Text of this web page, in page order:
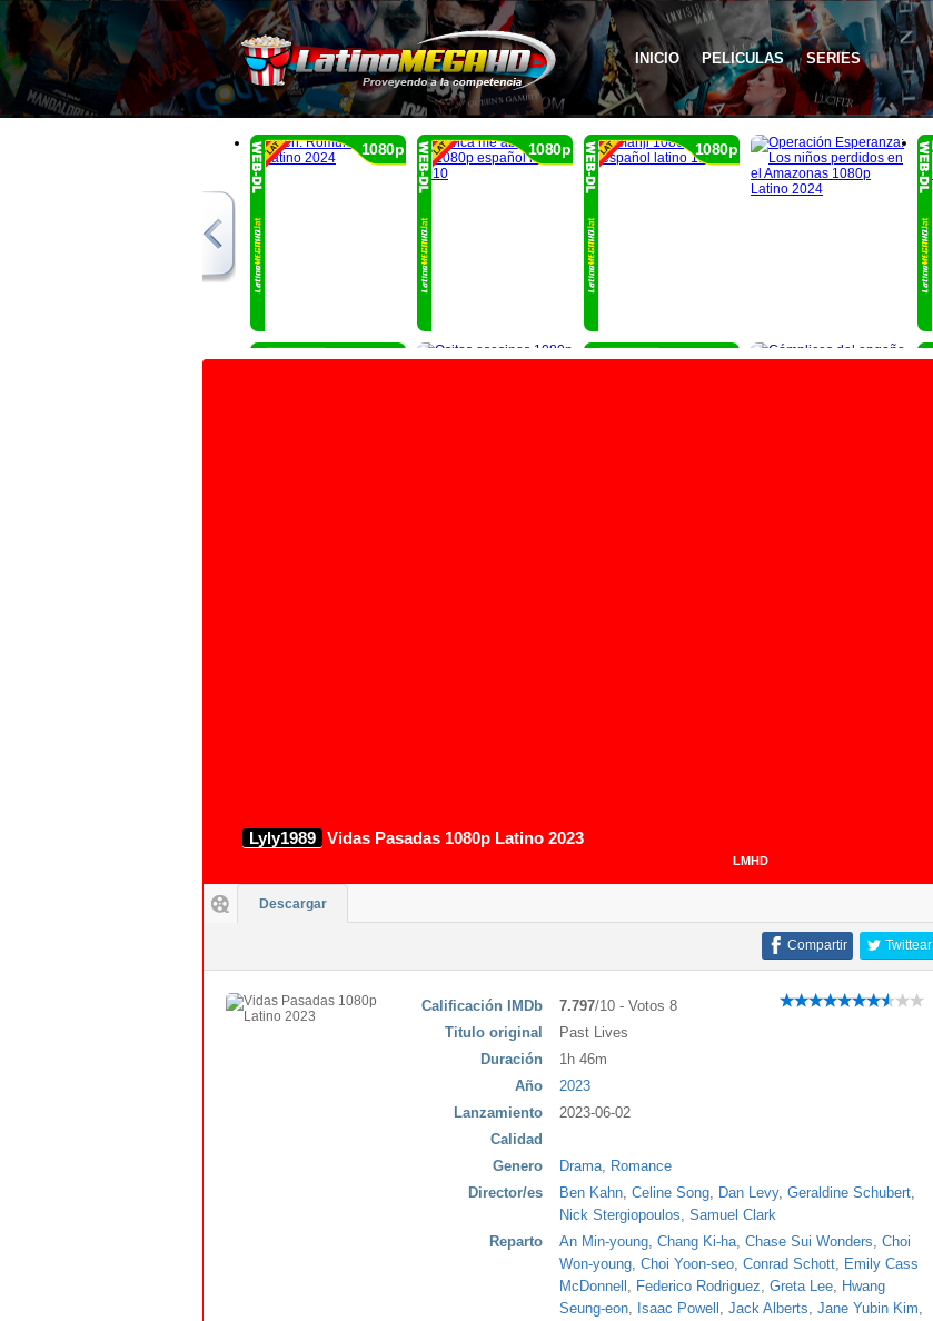
INICIO PELICULAS SERIES
1080p 1080p 1080p
1080p 1080p
Lyly1989 Vidas Pasadas 1080p Latino 2023
LMHD
Descargar
Twittear
Compartir
Calificación IMDb 7.797/10 - Votos 8
Titulo original
Past Lives
Duración
1h 46m
Año
2023
Lanzamiento
2023-06-02
Calidad
Genero
Drama, Romance
Director/es
Ben Kahn, Celine Song, Dan Levy, Geraldine Schubert,
Nick Stergiopoulos, Samuel Clark
Reparto
An Min-young, Chang Ki-ha, Chase Sui Wonders, Choi
Won-young, Choi Yoon-seo, Conrad Schott, Emily Cass
McDonnell , Federico Rodriguez, Greta Lee, Hwang
Seung-eon, Isaac Powell , Jack Alberts, Jane Yubin Kim,